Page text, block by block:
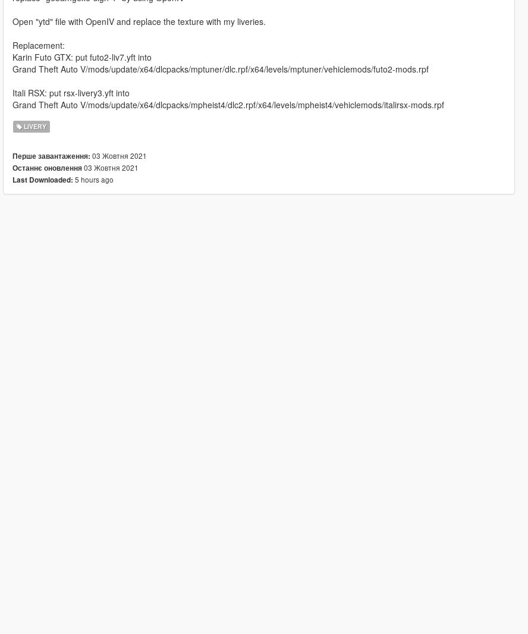
Open "ytd" file with OpenIV and replace the texture with my liveries.
Replacement:
Karin Futo GTX: put futo2-liv7.yft into
Grand Theft Auto V/mods/update/x64/dlcpacks/mptuner/dlc.rpf/x64/levels/mptuner/vehiclemods/futo2-mods.rpf
Itali RSX: put rsx-livery3.yft into
Grand Theft Auto V/mods/update/x64/dlcpacks/mpheist4/dlc2.rpf/x64/levels/mpheist4/vehiclemods/italirsx-mods.rpf
LIVERY
Перше завантаження: 03 Жовтня 2021
Останнє оновлення03 Жовтня 2021
Last Downloaded: 5 hours ago